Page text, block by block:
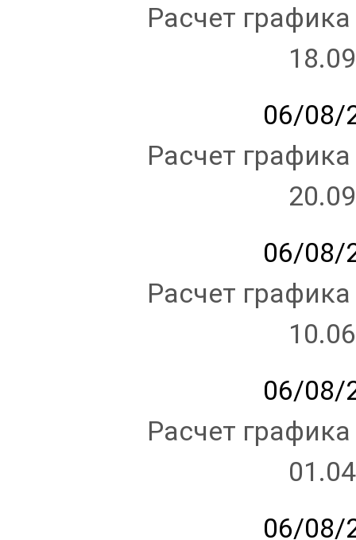
Расчет
06/08/
Расчет
06/08/
Расчет
06/08/
Расчет
06/08/